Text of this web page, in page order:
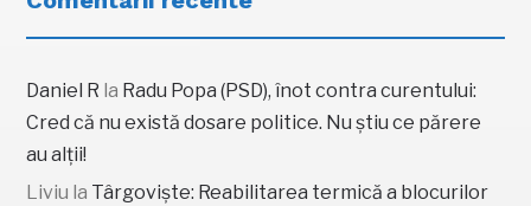
Daniel R la Radu Popa (PSD), înot contra curentului:
Cred că nu există dosare politice. Nu știu ce părere
au alții!
Liviu la Târgoviște: Reabilitarea termică a blocurilor